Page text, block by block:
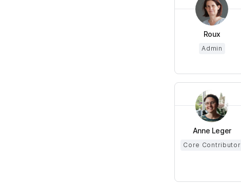
Roux
Admin
Anne Leger
Core Contributor